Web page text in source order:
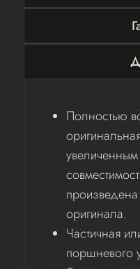
Полностью
оригинала.
Частичная
поршневого